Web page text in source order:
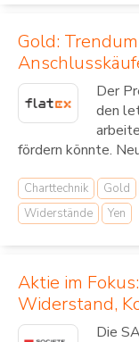
Gold:
Der
den
fördern könnte.
Charttechnik Gold
Widerstände
Yen
Aktie im
Widerstand,
Die